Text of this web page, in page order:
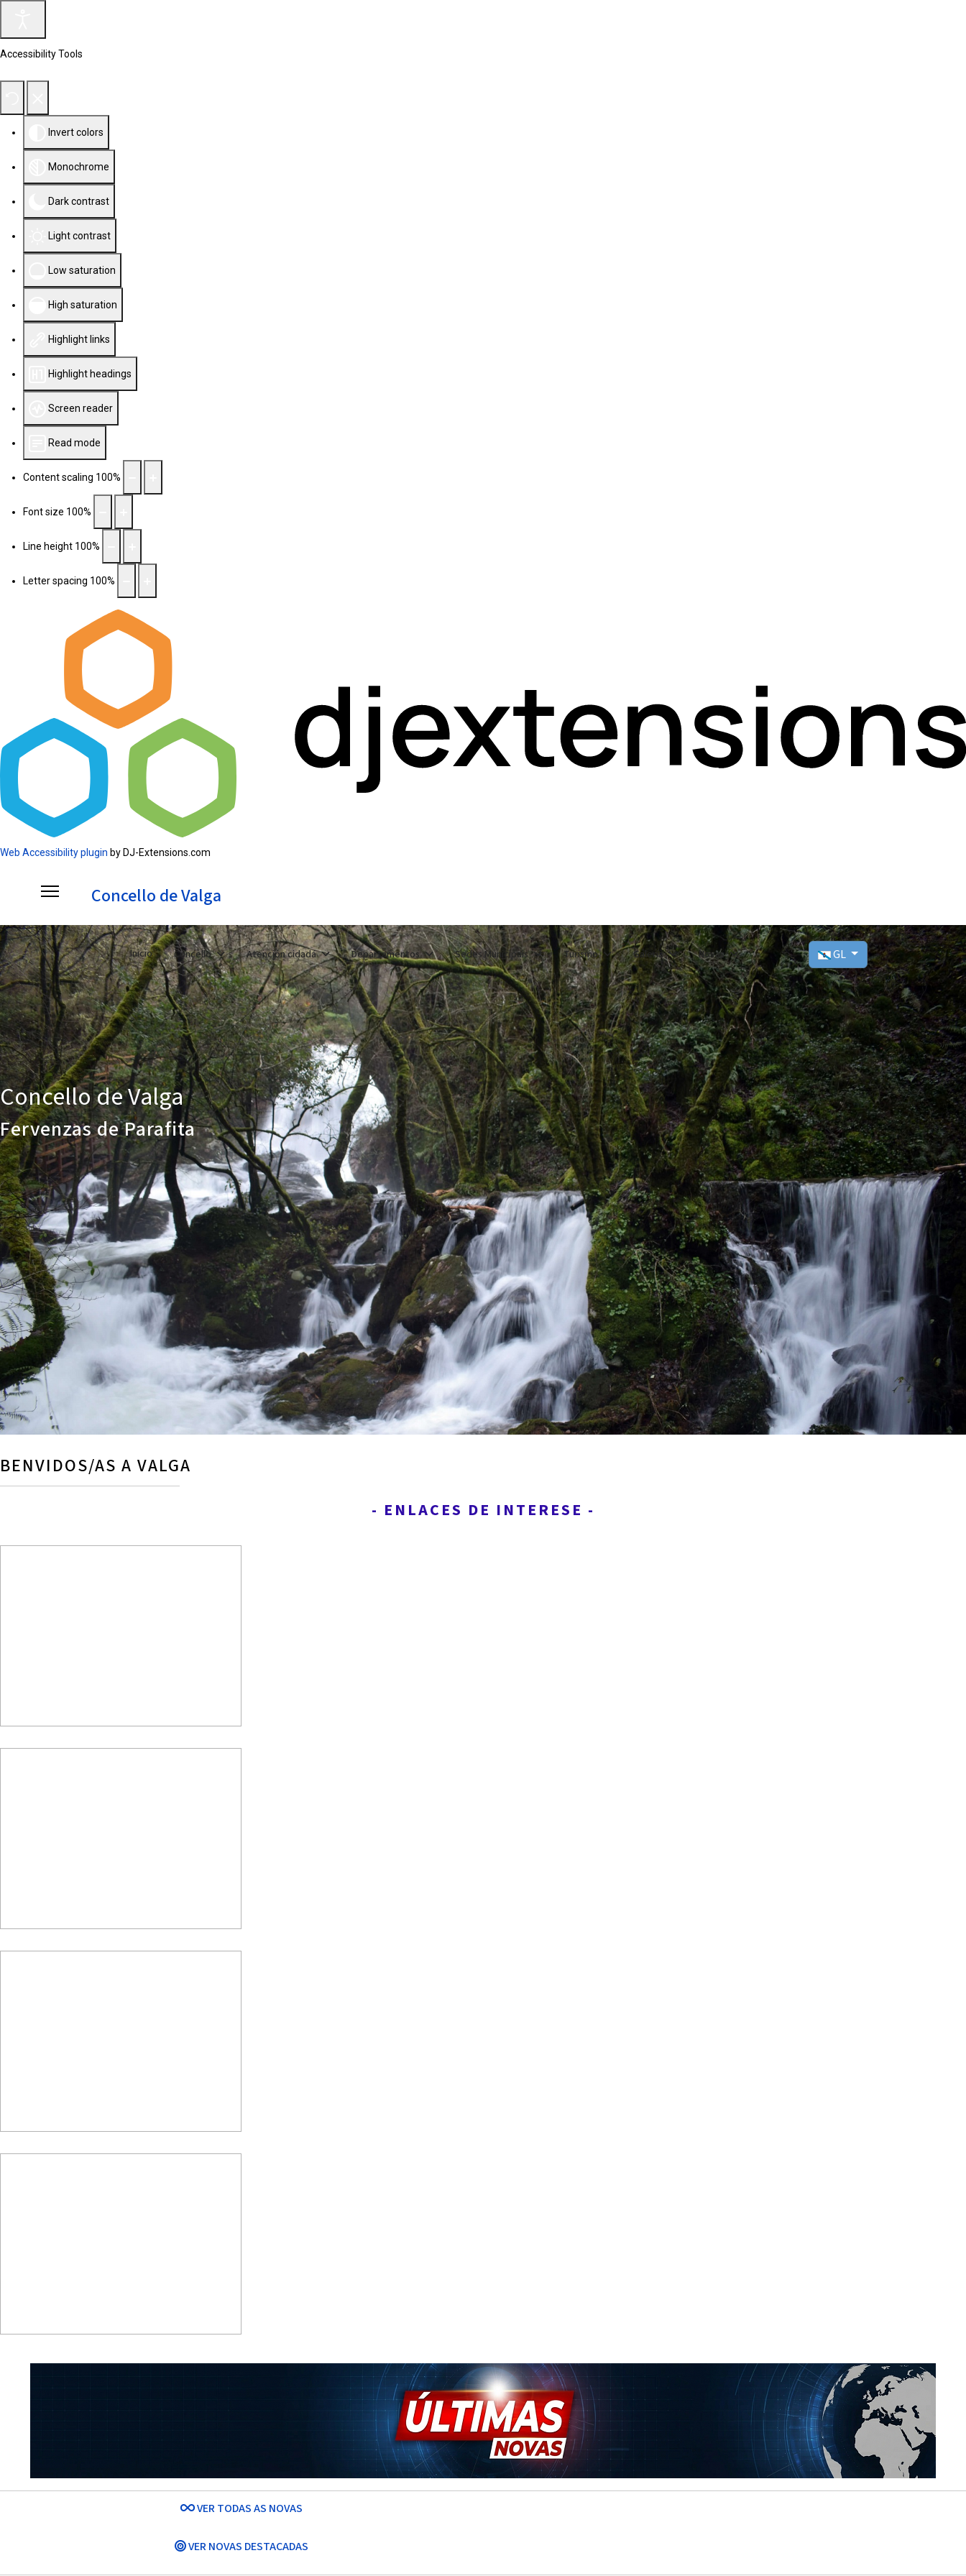
Accessibility Tools
Invert colors
Monochrome
Dark contrast
Light contrast
Low saturation
High saturation
Highlight links
Highlight headings
Screen reader
Read mode
Content scaling 100%
Font size 100%
Line height 100%
Letter spacing 100%
Web Accessibility plugin by DJ-Extensions.com
Concello de Valga
Inicio Concello Atención cidadá Departamentos Sedes Municipais Turismo Galería Novas Seleccioni el seu idioma
GL
Concello de Valga
Fervenzas de Parafita
BENVIDOS/AS A VALGA
- ENLACES DE INTERESE -
VER TODAS AS NOVAS
VER NOVAS DESTACADAS